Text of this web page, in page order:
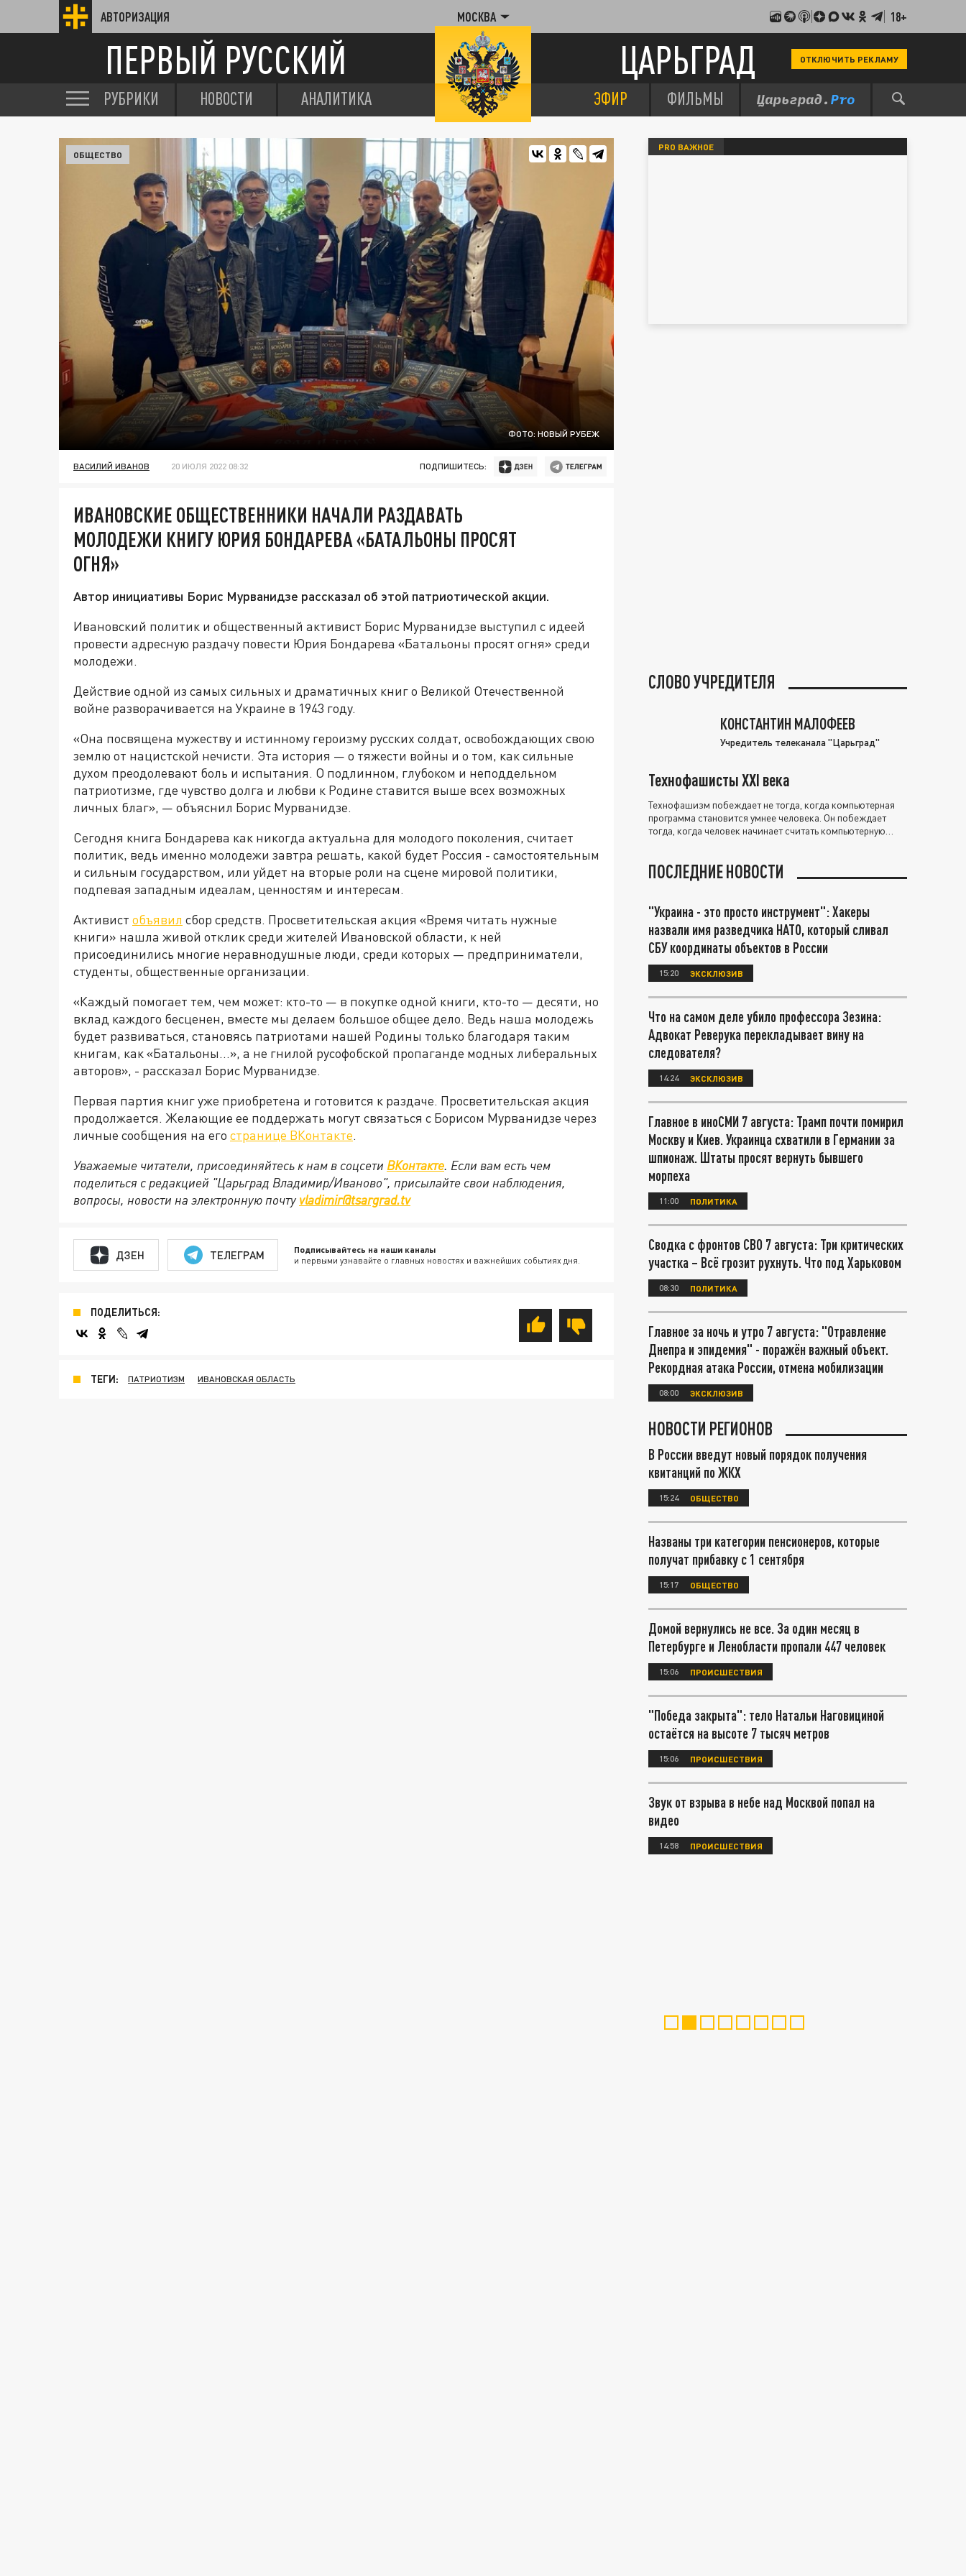
АВТОРИЗАЦИЯ МОСКВА 18+
ПЕРВЫЙ РУССКИЙ ЦАРЬГРАД ОТКЛЮЧИТЬ РЕКЛАМУ
РУБРИКИ НОВОСТИ АНАЛИТИКА ЭФИР ФИЛЬМЫ
ФОТО: НОВЫЙ РУБЕЖ
ОБЩЕСТВО
ВАСИЛИЙ ИВАНОВ 20 ИЮЛЯ 2022 08:32 ПОДПИШИТЕСЬ:
ИВАНОВСКИЕ ОБЩЕСТВЕННИКИ НАЧАЛИ РАЗДАВАТЬ
МОЛОДЕЖИ КНИГУ ЮРИЯ БОНДАРЕВА «БАТАЛЬОНЫ ПРОСЯТ
ОГНЯ»
Автор инициативы Борис Мурванидзе рассказал об этой патриотической акции.
Ивановский политик и общественный активист Борис Мурванидзе выступил с идеей
провести адресную раздачу повести Юрия Бондарева «Батальоны просят огня» среди
молодежи.
Действие одной из самых сильных и драматичных книг о Великой Отечественной
войне разворачивается на Украине в 1943 году.
«Она посвящена мужеству и истинному героизму русских солдат, освобождающих свою
землю от нацистской нечисти. Эта история — о тяжести войны и о том, как сильные
духом преодолевают боль и испытания. О подлинном, глубоком и неподдельном
патриотизме, где чувство долга и любви к Родине ставится выше всех возможных
личных благ», — объяснил Борис Мурванидзе.
Сегодня книга Бондарева как никогда актуальна для молодого поколения, считает
политик, ведь именно молодежи завтра решать, какой будет Россия - самостоятельным
и сильным государством, или уйдет на вторые роли на сцене мировой политики,
подпевая западным идеалам, ценностям и интересам.
Активист объявил сбор средств. Просветительская акция «Время читать нужные
книги» нашла живой отклик среди жителей Ивановской области, к ней
присоединились многие неравнодушные люди, среди которых — предприниматели,
студенты, общественные организации.
«Каждый помогает тем, чем может: кто-то — в покупке одной книги, кто-то — десяти, но
вклад каждого бесценен, вместе мы делаем большое общее дело. Ведь наша молодежь
будет развиваться, становясь патриотами нашей Родины только благодаря таким
книгам, как «Батальоны...», а не гнилой русофобской пропаганде модных либеральных
авторов», - рассказал Борис Мурванидзе.
Первая партия книг уже приобретена и готовится к раздаче. Просветительская акция
продолжается. Желающие ее поддержать могут связаться с Борисом Мурванидзе через
личные сообщения на его странице ВКонтакте.
Уважаемые читатели, присоединяйтесь к нам в соцсети ВКонтакте. Если вам есть чем
поделиться с редакцией "Царьград Владимир/Иваново", присылайте свои наблюдения,
вопросы, новости на электронную почту vladimir@tsargrad.tv
ДЗЕН ТЕЛЕГРАМ Подписывайтесь на наши каналы
и первыми узнавайте о главных новостях и важнейших событиях дня.
ПОДЕЛИТЬСЯ:
ТЕГИ: ПАТРИОТИЗМ ИВАНОВСКАЯ ОБЛАСТЬ
PRO ВАЖНОЕ
СЛОВО УЧРЕДИТЕЛЯ
КОНСТАНТИН МАЛОФЕЕВ
Учредитель телеканала "Царьград"
Технофашисты XXI века
Технофашизм побеждает не тогда, когда компьютерная
программа становится умнее человека. Он побеждает
тогда, когда человек начинает считать компьютерную
ПОСЛЕДНИЕ НОВОСТИ
"Украина - это просто инструмент": Хакеры
назвали имя разведчика НАТО, который сливал
СБУ координаты объектов в России
15:20 ЭКСКЛЮЗИВ
Что на самом деле убило профессора Зезина:
Адвокат Реверука перекладывает вину на
следователя?
14:24 ЭКСКЛЮЗИВ
Главное в иноСМИ 7 августа: Трамп почти помирил
Москву и Киев. Украинца схватили в Германии за
шпионаж. Штаты просят вернуть бывшего
морпеха
11:00 ПОЛИТИКА
Сводка с фронтов СВО 7 августа: Три критических
участка – Всё грозит рухнуть. Что под Харьковом
08:30 ПОЛИТИКА
Главное за ночь и утро 7 августа: "Отравление
Днепра и эпидемия" - поражён важный объект.
Рекордная атака России, отмена мобилизации
08:00 ЭКСКЛЮЗИВ
НОВОСТИ РЕГИОНОВ
В России введут новый порядок получения
квитанций по ЖКХ
15:24 ОБЩЕСТВО
Названы три категории пенсионеров, которые
получат прибавку с 1 сентября
15:17 ОБЩЕСТВО
Домой вернулись не все. За один месяц в
Петербурге и Ленобласти пропали 447 человек
15:06 ПРОИСШЕСТВИЯ
"Победа закрыта": тело Натальи Наговициной
остаётся на высоте 7 тысяч метров
15:06 ПРОИСШЕСТВИЯ
Звук от взрыва в небе над Москвой попал на
видео
14:58 ПРОИСШЕСТВИЯ